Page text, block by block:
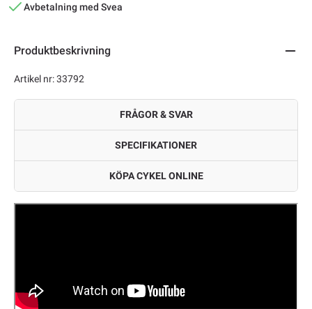
Avbetalning med Svea
Produktbeskrivning
Artikel nr: 33792
FRÅGOR & SVAR
SPECIFIKATIONER
KÖPA CYKEL ONLINE